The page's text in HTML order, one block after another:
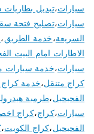
سيارات،تبديل
سيارات،تصليح فتحة
السريعة،خدمة الطريق،
الاطارات امام البيت
سيارات،خدمة سيارات
كراج متنقل،خدمة كراج
الفحيحيل،طرمبة
سيارات،كراج،كراج
الفحيحيل،كراج الكويت،